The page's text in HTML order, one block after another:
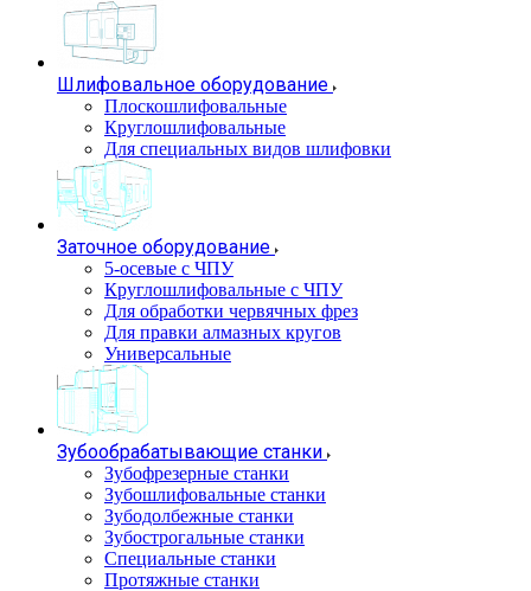
Шлифовальное оборудование
Плоскошлифовальные
Круглошлифовальные
Для специальных видов шлифовки
Заточное оборудование
5-осевые с ЧПУ
Круглошлифовальные с ЧПУ
Для обработки червячных фрез
Для правки алмазных кругов
Универсальные
Зубообрабатывающие станки
Зубофрезерные станки
Зубошлифовальные станки
Зубодолбежные станки
Зубострогальные станки
Специальные станки
Протяжные станки